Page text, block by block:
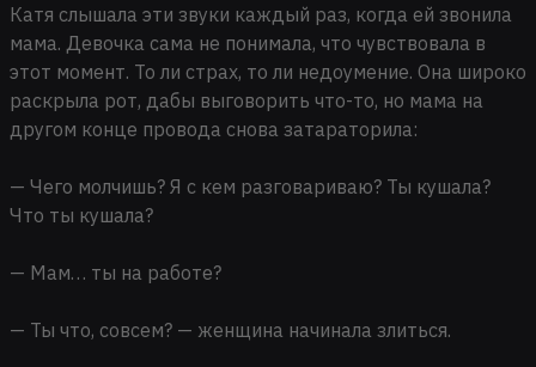
Катя слышала эти звуки каждый раз, когда ей звонила
мама. Девочка сама не понимала, что чувствовала в
этот момент. То ли страх, то ли недоумение. Она широко
раскрыла рот, дабы выговорить что-то, но мама на
другом конце провода снова затараторила:
— Чего молчишь? Я с кем разговариваю? Ты кушала?
Что ты кушала?
— Мам… ты на работе?
— Ты что, совсем? — женщина начинала злиться.